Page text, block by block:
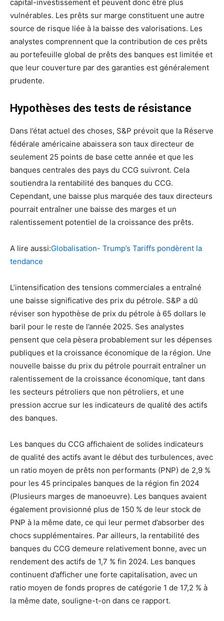
capital-investissement et peuvent donc être plus
vulnérables. Les prêts sur marge constituent une autre
source de risque liée à la baisse des valorisations. Les
analystes comprennent que la contribution de ces prêts
au portefeuille global de prêts des banques est limitée et
que leur couverture par des garanties est généralement
prudente.
Hypothèses des tests de résistance
Dans l’état actuel des choses, S&P prévoit que la Réserve
fédérale américaine abaissera son taux directeur de
seulement 25 points de base cette année et que les
banques centrales des pays du CCG suivront. Cela
soutiendra la rentabilité des banques du CCG.
Cependant, une baisse plus marquée des taux directeurs
pourrait entraîner une baisse des marges et un
ralentissement potentiel de la croissance des prêts.
A lire aussi:Globalisation- Trump’s Tariffs pondèrent la
tendance
L’intensification des tensions commerciales a entraîné
une baisse significative des prix du pétrole. S&P a dû
réviser son hypothèse de prix du pétrole à 65 dollars le
baril pour le reste de l’année 2025. Ses analystes
pensent que cela pèsera probablement sur les dépenses
publiques et la croissance économique de la région. Une
nouvelle baisse du prix du pétrole pourrait entraîner un
ralentissement de la croissance économique, tant dans
les secteurs pétroliers que non pétroliers, et une
pression accrue sur les indicateurs de qualité des actifs
des banques.
Les banques du CCG affichaient de solides indicateurs
de qualité des actifs avant le début des turbulences, avec
un ratio moyen de prêts non performants (PNP) de 2,9 %
pour les 45 principales banques de la région fin 2024
(Plusieurs marges de manoeuvre). Les banques avaient
également provisionné plus de 150 % de leur stock de
PNP à la même date, ce qui leur permet d’absorber des
chocs supplémentaires. Par ailleurs, la rentabilité des
banques du CCG demeure relativement bonne, avec un
rendement des actifs de 1,7 % fin 2024. Les banques
continuent d’afficher une forte capitalisation, avec un
ratio moyen de fonds propres de catégorie 1 de 17,2 % à
la même date, souligne-t-on dans ce rapport.